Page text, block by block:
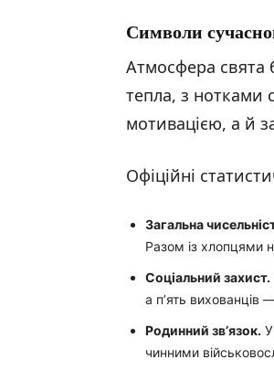
Символи
Атмосфера свята
тепла, з нотками
мотивацією, а й
Офіційні
Загальна
Разом із хлопцями
Соціальний захист.
а п’ять вихованців
Родинний зв’язок.
чинними